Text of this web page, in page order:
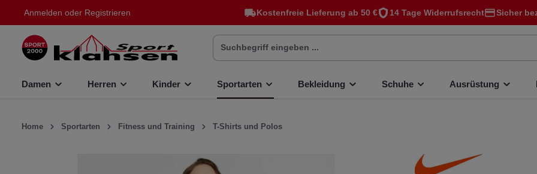
springen Kostenfreie Lieferung ab 50 € 14 Tage Widerrufsrecht Sicher
Anmelden oder Registrieren
Damen Herren Kinder Sportarten Bekleidung Schuhe Ausrüstung
Home Sportarten Fitness und Training T-Shirts und Polos